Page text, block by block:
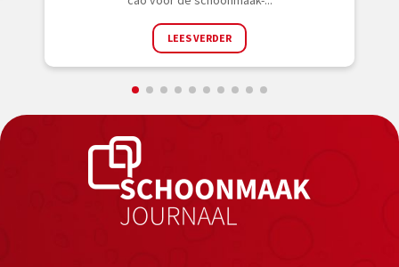
LEES VERDER